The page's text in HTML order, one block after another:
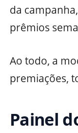
da
prêmios
Ao todo, a
premiações,
Painel